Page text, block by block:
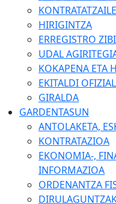
HIRIGINTZA
ERREGISTRO
UDAL
KOKAPENA ETA
EKITALDI
GIRALDA
GARDENTASUN
ANTOLAKETA,
KONTRATAZIOA
EKONOMIA-,
INFORMAZIOA
ORDENANTZA